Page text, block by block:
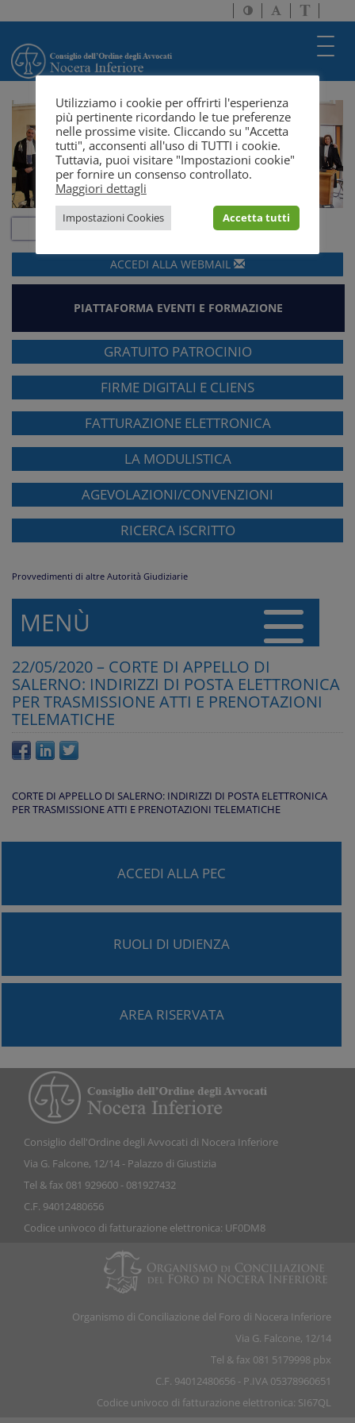
Attiva/disattiva
alto
Attiva/
dimensione
a
solo
ACCEDI ALLA WEBMAIL
PIATTAFORMA EVENTI E FORMAZIONE
GRATUITO PATROCINIO
FIRME DIGITALI E CLIENS
FATTURAZIONE ELETTRONICA
LA MODULISTICA
AGEVOLAZIONI/CONVENZIONI
RICERCA ISCRITTO
Provvedimenti di altre Autorità Giudiziarie
MENÙ
22/05/2020 – CORTE DI APPELLO DI
SALERNO: INDIRIZZI DI POSTA ELETTRONICA
PER TRASMISSIONE ATTI E PRENOTAZIONI
TELEMATICHE
CORTE DI APPELLO DI SALERNO: INDIRIZZI DI POSTA ELETTRONICA
PER TRASMISSIONE ATTI E PRENOTAZIONI TELEMATICHE
ACCEDI ALLA PEC
RUOLI DI UDIENZA
AREA RISERVATA
Consiglio dell'Ordine degli Avvocati di Nocera Inferiore
Via G. Falcone, 12/14 - Palazzo di Giustizia
Tel & fax 081 929600 - 081927432
C.F. 94012480656
Codice univoco di fatturazione elettronica: UF0DM8
Organismo di Conciliazione del Foro di Nocera Inferiore
Via G. Falcone, 12/14
Tel & fax 081 5179998 pbx
C.F. 94012480656 - P.IVA 05378960651
Codice univoco di fatturazione elettronica: SI67QL
Utilizziamo i cookie per offrirti l'esperienza
più pertinente ricordando le tue preferenze
nelle prossime visite. Cliccando su "Accetta
tutti", acconsenti all'uso di TUTTI i cookie.
Tuttavia, puoi visitare "Impostazioni cookie"
per fornire un consenso controllato.
Maggiori dettagli
Impostazioni Cookies Accetta tutti